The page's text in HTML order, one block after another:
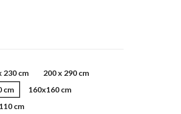
230 cm
200 x 290 cm
cm
160x160 cm
cm